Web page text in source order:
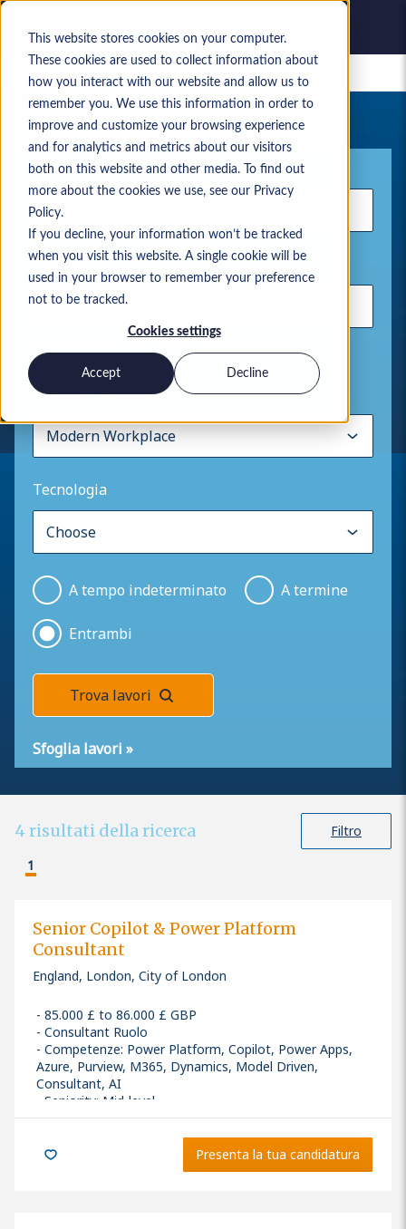
This website stores cookies on your computer.
These cookies are used to collect information about
how you interact with our website and allow us to
remember you. We use this information in order to
improve and customize your browsing experience
and for analytics and metrics about our visitors
both on this website and other media. To find out
more about the cookies we use, see our Privacy
Policy.
If you decline, your information won’t be tracked
when you visit this website. A single cookie will be
used in your browser to remember your preference
not to be tracked.
Cookies settings
Accept Decline
Lavori salvati
La tua attuale ricerca di lavoro
Parola chiave
Ubicazione
Usa le virgole per separare i termini di ricerca
Soluzioni Microsoft
Tecnologia
A tempo indeterminato A termine
Entrambi
Trova lavori
Sfoglia lavori »
4risultati della ricerca
Filtro
1
Senior Copilot & Power Platform
Consultant
England, London, City of London
85.000 £ to 86.000 £ GBP
Consultant Ruolo
Competenze: Power Platform, Copilot, Power Apps,
Azure, Purview, M365, Dynamics, Model Driven,
Consultant, AI
Seniority: Mid-level
Presenta la tua candidatura